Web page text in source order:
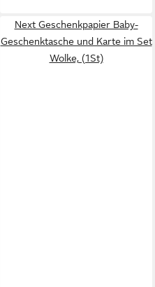
Next Geschenkpapier Baby-
Geschenktasche und Karte im Set
Wolke, (1St)